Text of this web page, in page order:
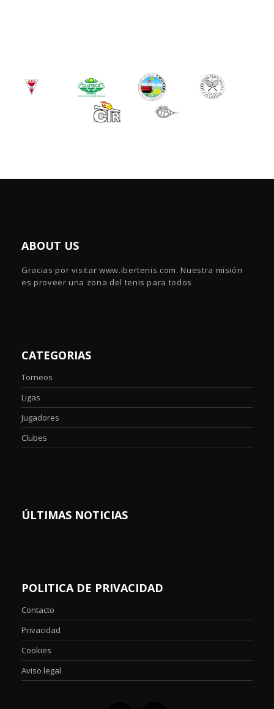
ABOUT US
Gracias por visitar www.ibertenis.com. Nuestra misión
es proveer una zona del tenis para todos
CATEGORIAS
Torneos
Ligas
Jugadores
Clubes
ÚLTIMAS NOTICIAS
POLITICA DE PRIVACIDAD
Contacto
Privacidad
Cookies
Aviso legal